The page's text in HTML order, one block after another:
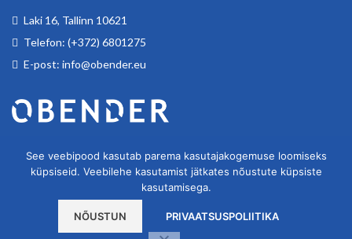
Laki 16, Tallinn 10621
Telefon: (+372) 6801275
E-post: info@obender.eu
OBENDER OÜ
2020
See veebipood kasutab parema kasutajakogemuse loomiseks
küpsiseid. Veebilehe kasutamist jätkates nõustute küpsiste
kasutamisega.
NÕUSTUN PRIVAATSUSPOLIITIKA